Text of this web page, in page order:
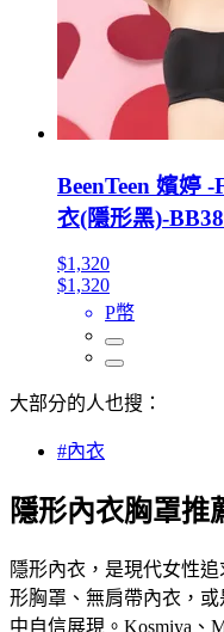
BeenTeen 嬪婷
衣(隱形黑)-
$1,320
$1,320
P幣
大部分的人也搜：
#內衣
隱形內衣胸罩推
隱形內衣，是現代女性
形胸罩、無肩帶內衣，
中自信展現。Kosmiya、